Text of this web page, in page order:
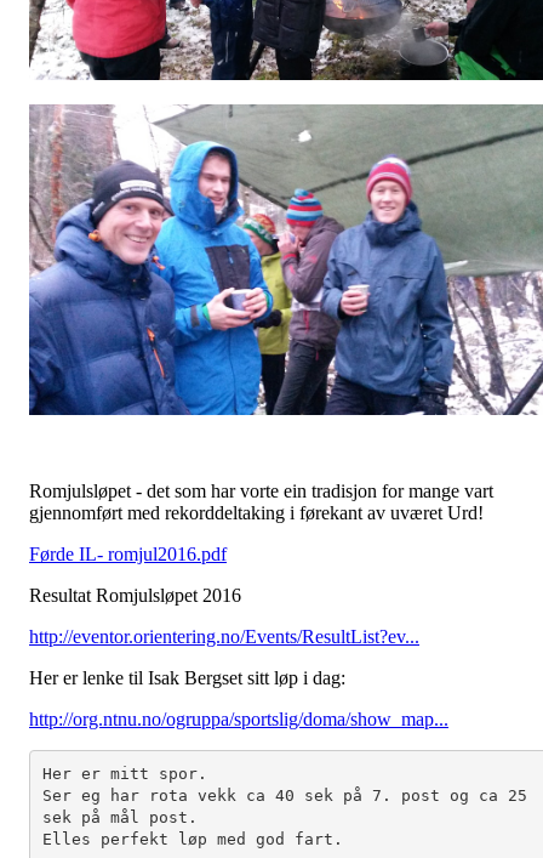
Romjulsløpet - det som har vorte ein tradisjon for mange vart
gjennomført med rekorddeltaking i førekant av uværet Urd!
Førde IL- romjul2016.pdf
Resultat Romjulsløpet 2016
http://eventor.orientering.no/Events/ResultList?ev...
Her er lenke til Isak Bergset sitt løp i dag:
http://org.ntnu.no/ogruppa/sportslig/doma/show_map...
Her er mitt spor.
Ser eg har rota vekk ca 40 sek på 7. post og ca 25
sek på mål post.
Elles perfekt løp med god fart.